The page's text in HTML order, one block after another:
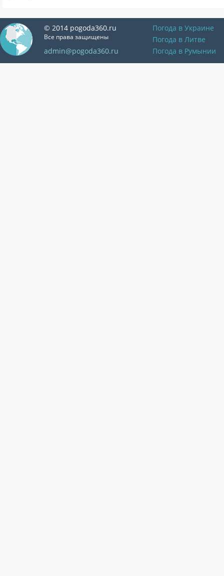
© 2014 pogoda360.ru
Все права защищены
admin@pogoda360.ru
Погода в Украине
Погода в Литве
Погода в Румынии